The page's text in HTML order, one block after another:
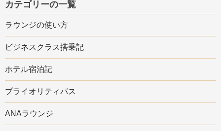
カテゴリーの一覧
ラウンジの使い方
ビジネスクラス搭乗記
ホテル宿泊記
プライオリティパス
ANAラウンジ